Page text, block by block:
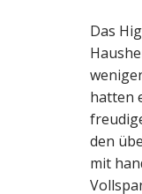
Das
hatten
den
mit